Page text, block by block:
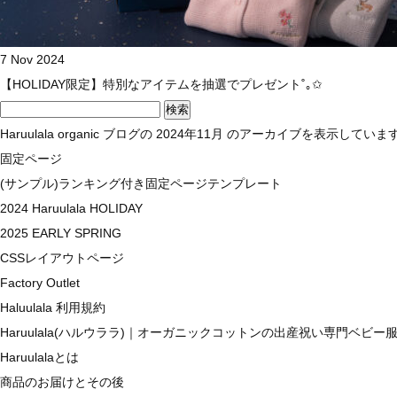
7 Nov 2024
【HOLIDAY限定】特別なアイテムを抽選でプレゼント˚｡✩
索:
Haruulala organic ブログの 2024年11月 のアーカイブを表示していま
固定ページ
(サンプル)ランキング付き固定ページテンプレート
2024 Haruulala HOLIDAY
2025 EARLY SPRING
CSSレイアウトページ
Factory Outlet
Haluulala 利用規約
Haruulala(ハルウララ)｜オーガニックコットンの出産祝い専門ベビー服
Haruulalaとは
商品のお届けとその後